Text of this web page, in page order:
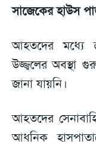
সাজেকের হাউস
আহতদের মধ্যে
উজ্জ্বলের অবস্থা
জানা যায়নি।
আহতদের
আধুনিক